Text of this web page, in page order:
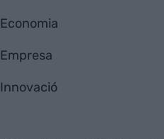
Economia
Empresa
Innovació